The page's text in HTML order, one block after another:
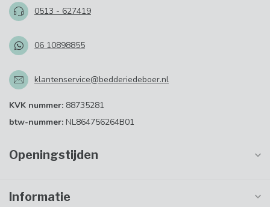
0513 - 627419
06 10898855
klantenservice@bedderiedeboer.nl
KVK nummer: 88735281
btw-nummer: NL864756264B01
Openingstijden
Informatie